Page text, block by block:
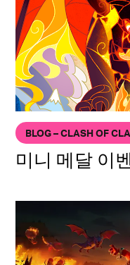
BLOG – CLASH OF
미니 메달 이